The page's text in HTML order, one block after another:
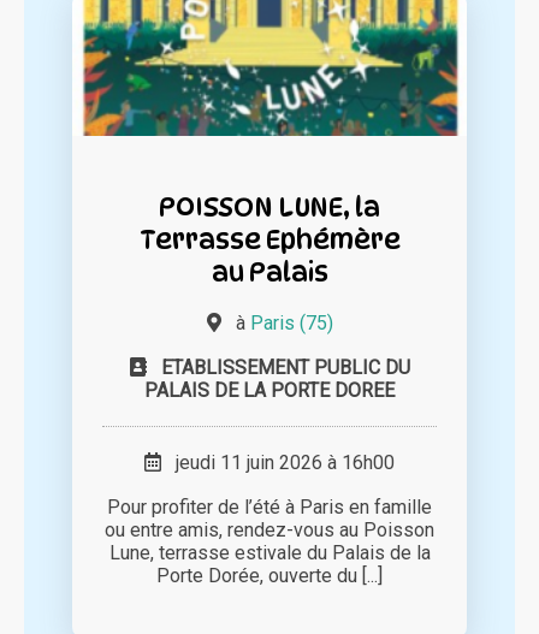
POISSON LUNE, la
Terrasse Ephémère
au Palais
à Paris (75)
ETABLISSEMENT PUBLIC DU
PALAIS DE LA PORTE DOREE
jeudi 11 juin 2026 à 16h00
Pour profiter de l’été à Paris en famille
ou entre amis, rendez-vous au Poisson
Lune, terrasse estivale du Palais de la
Porte Dorée, ouverte du [...]